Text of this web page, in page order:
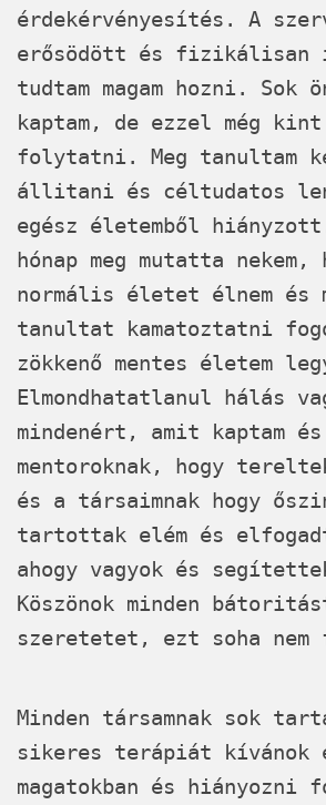
érdekérvényesítés. A
erősödött és fizikálisan
tudtam magam hozni. Sok
kaptam, de ezzel még kint
folytatni. Meg tanultam
állitani és céltudatos
egész életemből
hónap meg mutatta
normális életet élnem és
tanultat kamatoztatni
zökkenő mentes életem
Elmondhatatlanul hálás
mindenért, amit kaptam
mentoroknak, hogy
és a társaimnak hogy
tartottak elém és
ahogy vagyok és
Köszönok minden
szeretetet, ezt soha
Minden társamnak sok
sikeres terápiát kívánok
magatokban és hiányozni